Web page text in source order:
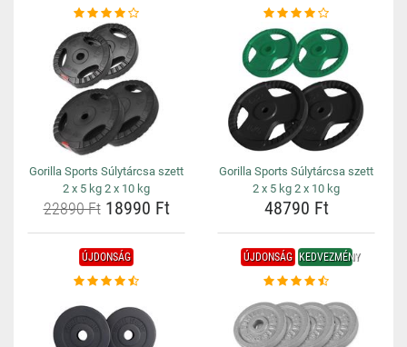
Gorilla Sports Súlytárcsa szett
2 x 5 kg 2 x 10 kg
22890 Ft18990 Ft
Gorilla Sports Súlytárcsa szett
2 x 5 kg 2 x 10 kg
48790 Ft
ÚJDONSÁG ÚJDONSÁG KEDVEZMÉNY